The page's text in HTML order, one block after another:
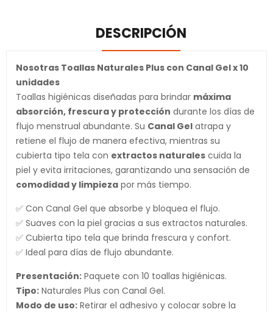
DESCRIPCIÓN
Nosotras Toallas Naturales Plus con Canal Gel x 10
unidades
Toallas higiénicas diseñadas para brindar máxima
absorción, frescura y protección durante los días de
flujo menstrual abundante. Su Canal Gel atrapa y
retiene el flujo de manera efectiva, mientras su
cubierta tipo tela con extractos naturales cuida la
piel y evita irritaciones, garantizando una sensación de
comodidad y limpieza por más tiempo.
✅ Con Canal Gel que absorbe y bloquea el flujo.
✅ Suaves con la piel gracias a sus extractos naturales.
✅ Cubierta tipo tela que brinda frescura y confort.
✅ Ideal para días de flujo abundante.
Presentación: Paquete con 10 toallas higiénicas.
Tipo: Naturales Plus con Canal Gel.
Modo de uso: Retirar el adhesivo y colocar sobre la